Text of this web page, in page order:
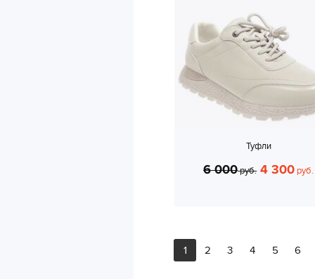
Туфли
6 000руб. 4 300 руб.
1 2 3 4 5 6